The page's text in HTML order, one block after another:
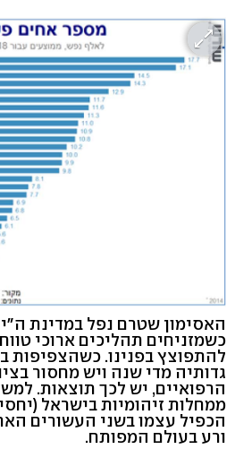
האסימון שטרם נפל במדינת
כשמזניחים תהליכים ארוכי
להתפוצץ בפנינו. כשהצפיפות
גדותיה מדי שנה ויש מחסור
הרפואיים, יש לכך תוצאות.
ממחלות זיהומיות בישראל
הכפיל עצמו בשני העשורים
ורע בעולם המפותח.